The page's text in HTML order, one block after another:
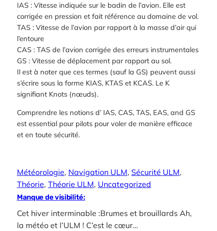
IAS : Vitesse indiquée sur le badin de l’avion. Elle est
corrigée en pression et fait référence au domaine de vol.
TAS : Vitesse de l’avion par rapport à la masse d’air qui
l’entoure
CAS : TAS de l’avion corrigée des erreurs instrumentales
GS : Vitesse de déplacement par rapport au sol.
Il est à noter que ces termes (sauf la GS) peuvent aussi
s’écrire sous la forme KIAS, KTAS et KCAS. Le K
signifiant Knots (nœuds).
Comprendre les notions d’ IAS, CAS, TAS, EAS, and GS
est essential pour pilots pour voler de manière efficace
et en toute sécurité.
Météorologie, Navigation ULM, Sécurité ULM
Théorie, Théorie ULM, Uncategorized
Manque de visibilité:
Cet hiver interminable :Brumes et brouillards Ah,
la météo et l’ULM ! C’est le cœur…